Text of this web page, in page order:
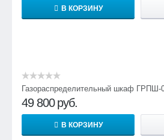
В КОРЗИНУ
Газораспределительный шкаф ГРПШ-
49 800 руб.
В КОРЗИНУ